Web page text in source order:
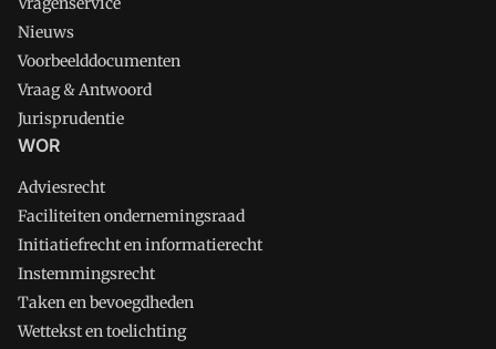
Nieuws
Voorbeelddocumenten
Vraag & Antwoord
Jurisprudentie
WOR
Adviesrecht
Faciliteiten ondernemingsraad
Initiatiefrecht en informatierecht
Instemmingsrecht
Taken en bevoegdheden
Wettekst en toelichting